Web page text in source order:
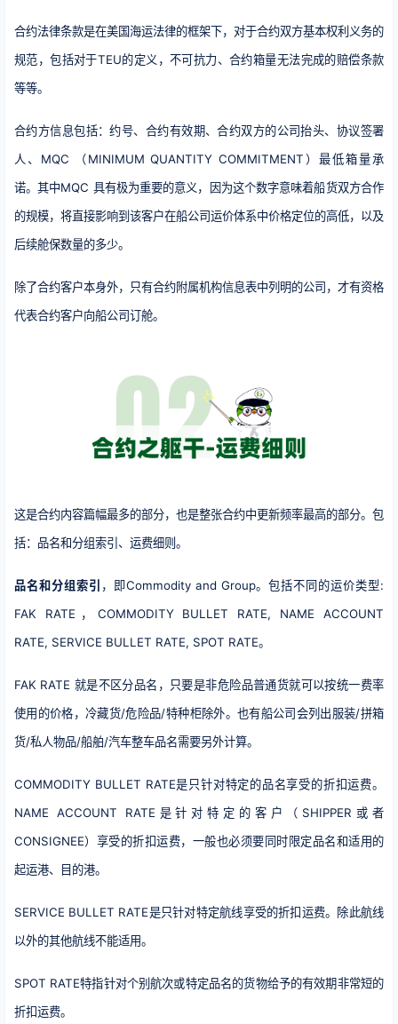
合约法律条款是在美国海运法律的框架下，对于合约双方基本权利义务的
规范，包括对于TEU的定义，不可抗力、合约箱量无法完成的赔偿条款
等等。
合约方信息包括：约号、合约有效期、合约双方的公司抬头、协议签署
人、MQC （MINIMUM QUANTITY COMMITMENT）最低箱量承
诺。其中MQC 具有极为重要的意义，因为这个数字意味着船货双方合作
的规模，将直接影响到该客户在船公司运价体系中价格定位的高低，以及
后续舱保数量的多少。
除了合约客户本身外，只有合约附属机构信息表中列明的公司，才有资格
代表合约客户向船公司订舱。
这是合约内容篇幅最多的部分，也是整张合约中更新频率最高的部分。包
括：品名和分组索引、运费细则。
品名和分组索引 ，即Commodity and Group。包括不同的运价类型:
FAK RATE，COMMODITY BULLET RATE, NAME ACCOUNT
RATE, SERVICE BULLET RATE, SPOT RATE。
FAK RATE 就是不区分品名，只要是非危险品普通货就可以按统一费率
使用的价格，冷藏货/危险品/特种柜除外。也有船公司会列出服装/拼箱
货/私人物品/船舶/汽车整车品名需要另外计算。
COMMODITY BULLET RATE是只针对特定的品名享受的折扣运费。
NAME ACCOUNT RATE是针对特定的客户（SHIPPER或者
CONSIGNEE）享受的折扣运费，一般也必须要同时限定品名和适用的
起运港、目的港。
SERVICE BULLET RATE是只针对特定航线享受的折扣运费。除此航线
以外的其他航线不能适用。
SPOT RATE特指针对个别航次或特定品名的货物给予的有效期非常短的
折扣运费。